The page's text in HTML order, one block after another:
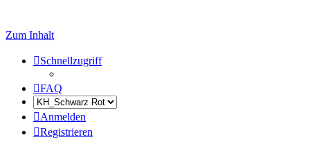
Zum Inhalt
Schnellzugriff
FAQ
Anmelden
Registrieren